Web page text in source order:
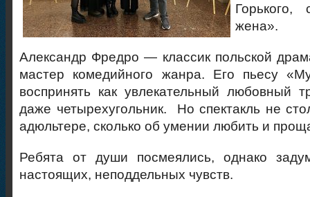
жена».
Александр Фредро — классик польской
мастер комедийного жанра. Его пьесу
воспринять как увлекательный любовный
даже четырехугольник. Но спектакль не
адюльтере, сколько об умении любить и
Ребята от души посмеялись, однако
настоящих, неподдельных чувств.